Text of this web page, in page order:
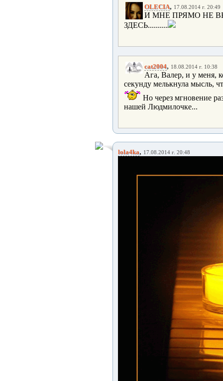
OLECIA, 17.08.2014 г. 20:49
И МНЕ ПРЯМО НЕ
ЗДЕСЬ..........
cat2004, 18.08.2014 г. 10:38
Ага, Валер, и у меня,
секунду мелькнула мысль,
Но через мгновение
нашей Людмилочке...
lola4ka, 17.08.2014 г. 20:48